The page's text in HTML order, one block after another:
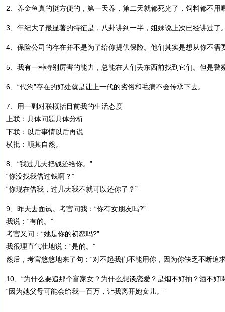
2、养金鱼真的挺方便的，第一天养，第二天就都死光了，饲料都不用
3、年纪大了最显著的特征是，八卦讲到一半，姐妹说上次已经讲过了
4、保险公司的存在并不是为了给你提供保险。他们其实是想从你不需
5、我有一种特别厉害的能力，总能在人们丢东西前找到它们。但是警
6、“代沟”存在的好处就是让上一代的劣俗和毛病不会传承下去。
7、用一副对联概括目前我的生活态度
上联：具体问题具体分析
下联：以后事情以后再说
横批：顺其自然。
8、“我过几天把钱还给你。”
“你没找我借过钱啊？”
“你现在借我，过几天我不就可以还你了？”
9、昨天去面试。考官问我：“你有女朋友吗?”
我说：“有的。”
考官又问：“她是你的初恋吗?”
我很理直气壮地说：“是的。”
然后，考官悠悠地来了句：“对不起我们不能用你，因为你缺乏不断追
10、“为什么要追那个富家女？为什么想谈恋爱？是烟不好抽？酒不好
“因为她父母可能会给我一百万，让我离开她女儿。”